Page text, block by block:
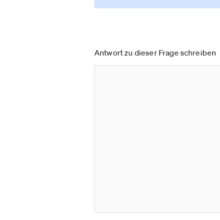
Antwort zu dieser Frage schreiben